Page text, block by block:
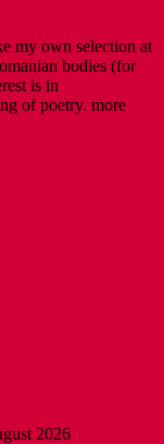
my own selection at
bodies (for
is in
of poetry. more
2026